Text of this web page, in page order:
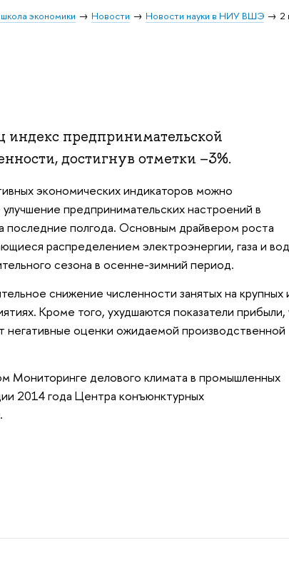
экономики Новости Новости науки в НИУ ВШЭ 2
индекс предпринимательской
достигнув отметки –3%.
экономических индикаторов можно
предпринимательских настроений в
последние полгода. Основным драйвером роста
распределением электроэнергии, газа и
сезона в осенне-зимний период.
снижение численности занятых на крупных
Кроме того, ухудшаются показатели прибыли,
негативные оценки ожидаемой производственной
Мониторинге делового климата в промышленных
2014 года Центра конъюнктурных